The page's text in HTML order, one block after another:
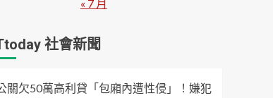
« 7 月
社會新聞
關欠50萬高利貸「包廂內遭性侵」！嫌犯